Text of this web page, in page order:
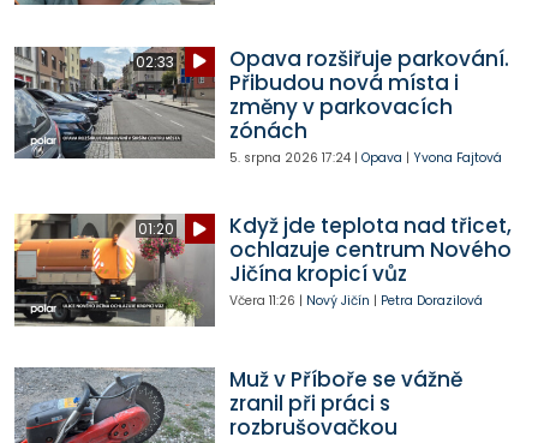
02:33
Opava rozšiřuje parkování.
Přibudou nová místa i
změny v parkovacích
zónách
5. srpna 2026 17:24| Opava | Yvona Fajtová
01:20
Když jde teplota nad třicet,
ochlazuje centrum Nového
Jičína kropicí vůz
Včera 11:26 | Nový Jičín | Petra Dorazilová
Muž v Příboře se vážně
zranil při práci s
rozbrušovačkou